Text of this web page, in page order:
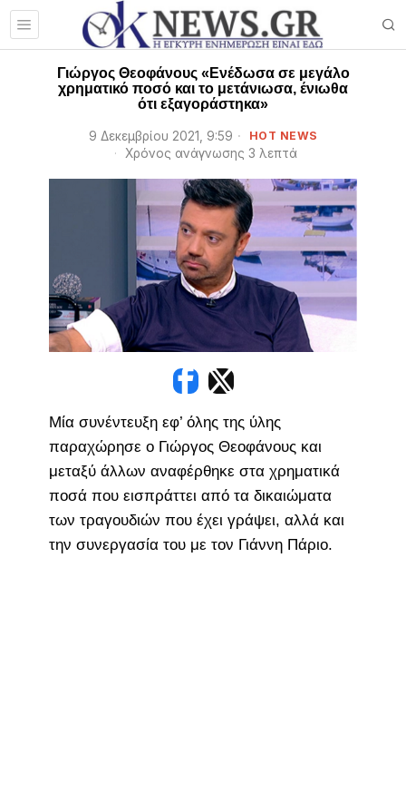
Γιώργος Θεοφάνους «Ενέδωσα σε μεγάλο
χρηματικό ποσό και το μετάνιωσα, ένιωθα
ότι εξαγοράστηκα»
9 Δεκεμβρίου 2021, 9:59 HOT NEWS
Χρόνος ανάγνωσης 3 λεπτά
Μία συνέντευξη εφ’ όλης της ύλης
παραχώρησε ο Γιώργος Θεοφάνους και
μεταξύ άλλων αναφέρθηκε στα χρηματικά
ποσά που εισπράττει από τα δικαιώματα
των τραγουδιών που έχει γράψει, αλλά και
την συνεργασία του με τον Γιάννη Πάριο.